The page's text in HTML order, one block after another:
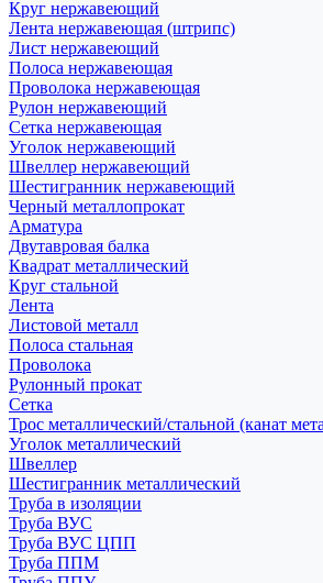
Круг нержавеющий
Лента нержавеющая (штрипс)
Лист нержавеющий
Полоса нержавеющая
Проволока нержавеющая
Рулон нержавеющий
Сетка нержавеющая
Уголок нержавеющий
Швеллер нержавеющий
Шестигранник нержавеющий
Черный металлопрокат
Арматура
Двутавровая балка
Квадрат металлический
Круг стальной
Лента
Листовой металл
Полоса стальная
Проволока
Рулонный прокат
Сетка
Трос металлический/стальной (канат
Уголок металлический
Швеллер
Шестигранник металлический
Труба в изоляции
Труба ВУС
Труба ВУС ЦПП
Труба ППМ